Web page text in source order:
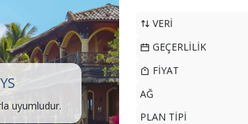
uyumludur.
VERİ
GEÇERLİLİK
FİYAT
AĞ
PLAN TİPİ